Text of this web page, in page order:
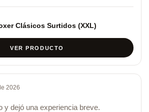
Clásicos Surtidos (XXL)
VER PRODUCTO
2026
y dejó una experiencia breve.